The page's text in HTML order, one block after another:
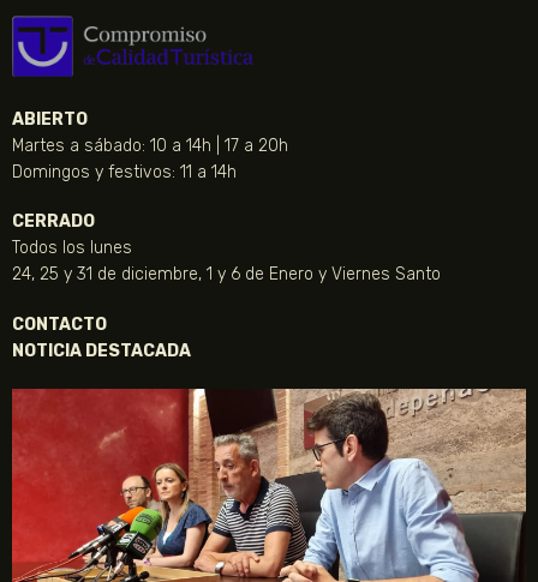
ABIERTO
Martes a sábado: 10 a 14h | 17 a 20h
Domingos y festivos: 11 a 14h
CERRADO
Todos los lunes
24, 25 y 31 de diciembre, 1 y 6 de Enero y Viernes Santo
CONTACTO
NOTICIA DESTACADA